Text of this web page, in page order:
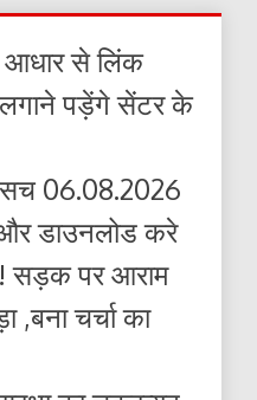
आधार से लिंक
लगाने पड़ेंगे सेंटर के
06.08.2026
डाउनलोड करे
! सड़क पर आराम
,बना चर्चा का